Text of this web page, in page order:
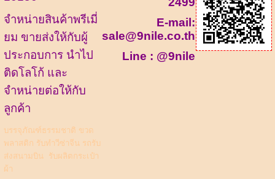
จำหน่ายสินค้าพรีเมี่
ยม ขายส่งให้กับผู้
ประกอบการ นำไป
ติดโลโก้ และ
จำหน่ายต่อให้กับ
ลูกค้า
บรรจุภัณฑ์ธรรมชาติ ขวด
พลาสติก รับทำวีซ่าจีน รถรับ
ส่งสนามบิน รับผลิตกระเป๋า
ผ้า
E-mail:
sale@9nile.co.th
Line : @9nile